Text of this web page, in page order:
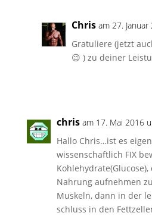
Chris am 27.
Gratuliere (jetzt
😉 ) zu deiner
chris am 17. Mai 2016
Hallo Chris…ist es
wissenschaftlich FIX
Nahrung aufnehmen
Muskeln, dann in der
schluss in den